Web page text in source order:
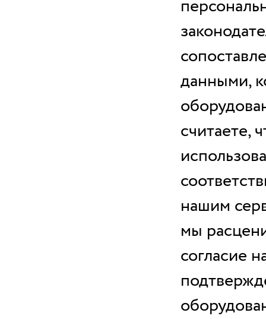
данными,
считаете,
нашим
мы
согласие